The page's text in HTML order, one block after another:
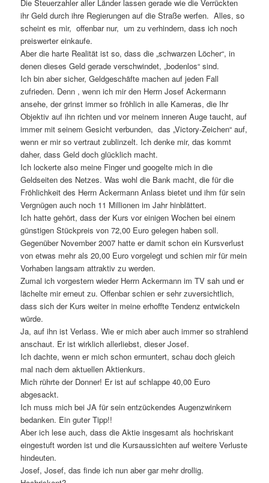
Die Steuerzahler aller Länder lassen gerade wie die Verrückten
ihr Geld durch ihre Regierungen auf die Straße werfen. Alles, so
scheint es mir, offenbar nur, um zu verhindern, dass ich noch
preiswerter einkaufe.
Aber die harte Realität ist so, dass die „schwarzen Löcher“, in
denen dieses Geld gerade verschwindet, „bodenlos“ sind.
Ich bin aber sicher, Geldgeschäfte machen auf jeden Fall
zufrieden. Denn , wenn ich mir den Herrn Josef Ackermann
ansehe, der grinst immer so fröhlich in alle Kameras, die Ihr
Objektiv auf ihn richten und vor meinem inneren Auge taucht, auf
immer mit seinem Gesicht verbunden, das „Victory-Zeichen“ auf,
wenn er mir so vertraut zublinzelt. Ich denke mir, das kommt
daher, dass Geld doch glücklich macht.
Ich lockerte also meine Finger und googelte mich in die
Geldseiten des Netzes. Was wohl die Bank macht, die für die
Fröhlichkeit des Herrn Ackermann Anlass bietet und ihm für sein
Vergnügen auch noch 11 Millionen im Jahr hinblättert.
Ich hatte gehört, dass der Kurs vor einigen Wochen bei einem
günstigen Stückpreis von 72,00 Euro gelegen haben soll.
Gegenüber November 2007 hatte er damit schon ein Kursverlust
von etwas mehr als 20,00 Euro vorgelegt und schien mir für mein
Vorhaben langsam attraktiv zu werden.
Zumal ich vorgestern wieder Herrn Ackermann im TV sah und er
lächelte mir erneut zu. Offenbar schien er sehr zuversichtlich,
dass sich der Kurs weiter in meine erhoffte Tendenz entwickeln
würde.
Ja, auf ihn ist Verlass. Wie er mich aber auch immer so strahlend
anschaut. Er ist wirklich allerliebst, dieser Josef.
Ich dachte, wenn er mich schon ermuntert, schau doch gleich
mal nach dem aktuellen Aktienkurs.
Mich rührte der Donner! Er ist auf schlappe 40,00 Euro
abgesackt.
Ich muss mich bei JA für sein entzückendes Augenzwinkern
bedanken. Ein guter Tipp!!
Aber ich lese auch, dass die Aktie insgesamt als hochriskant
eingestuft worden ist und die Kursaussichten auf weitere Verluste
hindeuten.
Josef, Josef, das finde ich nun aber gar mehr drollig.